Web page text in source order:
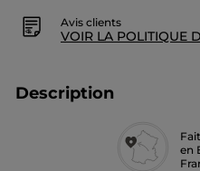
Avis clients
VOIR LA POLITIQUE
Description
en